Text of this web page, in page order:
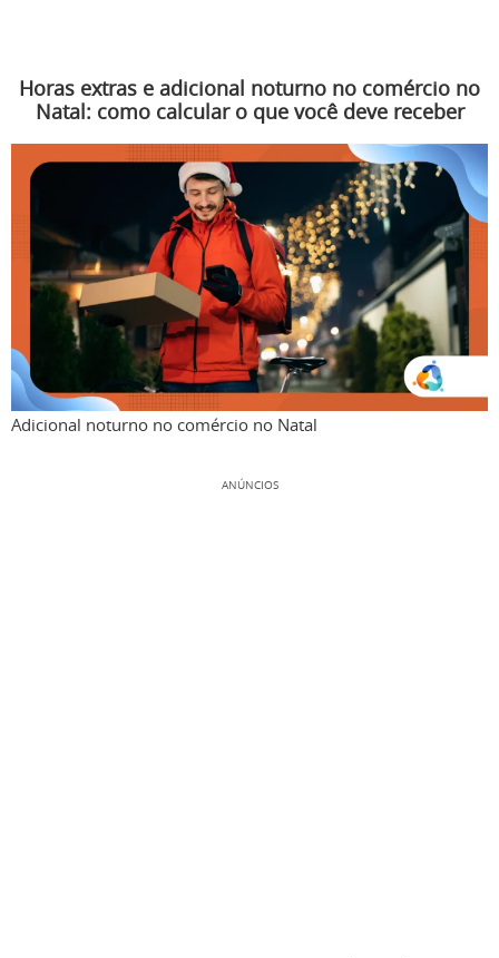
Horas extras e adicional noturno no comércio no
Natal: como calcular o que você deve receber
Adicional noturno no comércio no Natal
ANÚNCIOS